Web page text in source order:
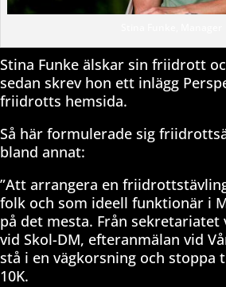
Stina Funke älskar sin friidrott
sedan skrev hon ett inlägg
friidrotts hemsida.
Så här formulerade sig
bland annat:
”Att arrangera en
folk och som ideell funktionär i
på det mesta. Från sekretariatet
vid Skol-DM, efteranmälan vid
stå i en vägkorsning och stoppa
10K.